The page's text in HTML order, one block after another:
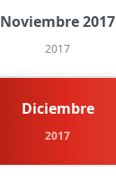
Noviembre 2017
2017
Diciembre
2017